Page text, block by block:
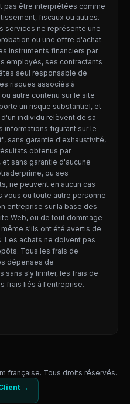
pas être interprétées comme
fiscaux ou autres.
services ne représente une
ou une offre d'achat
instruments financiers par
employés, ses contractants
seul responsable de
risques associés à
autre contenu sur le site
un risque substantiel, et
individu relèvent de sa
informations figurant sur le
sans garantie d'exhaustivité,
obtenus par
sans garantie d'aucune
ou ses
ne peuvent en aucun cas
ou toute autre personne
entreprise sur la base des
Web, ou de tout dommage
s'ils ont été avertis de
Les achats ne doivent pas
Tous les frais de
dépenses de
sans s'y limiter, les frais de
frais liés à l'entreprise.
française. Tous droits réservés.
→